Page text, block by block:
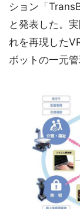
ション「
と発表した。
れを再現した
ボットの一元管